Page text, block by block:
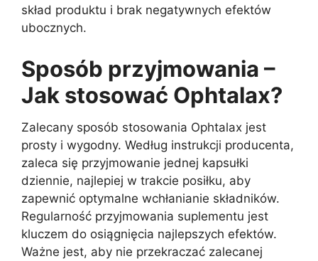
skład produktu i brak negatywnych efektów
ubocznych.
Sposób przyjmowania –
Jak stosować Ophtalax?
Zalecany sposób stosowania Ophtalax jest
prosty i wygodny. Według instrukcji producenta,
zaleca się przyjmowanie jednej kapsułki
dziennie, najlepiej w trakcie posiłku, aby
zapewnić optymalne wchłanianie składników.
Regularność przyjmowania suplementu jest
kluczem do osiągnięcia najlepszych efektów.
Ważne jest, aby nie przekraczać zalecanej